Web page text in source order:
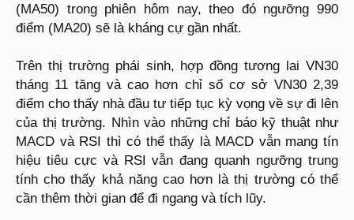
(MA50) trong phiên hôm nay, theo đó ngưỡng 990
điểm (MA20) sẽ là kháng cự gần nhất.
Trên thị trường phái sinh, hợp đồng tương lai VN30
tháng 11 tăng và cao hơn chỉ số cơ sở VN30 2,39
điểm cho thấy nhà đầu tư tiếp tục kỳ vọng về sự đi lên
của thị trường. Nhìn vào những chỉ báo kỹ thuật như
MACD và RSI thì có thể thấy là MACD vẫn mang tín
hiệu tiêu cực và RSI vẫn đang quanh ngưỡng trung
tính cho thấy khả năng cao hơn là thị trường có thể
cần thêm thời gian để đi ngang và tích lũy.